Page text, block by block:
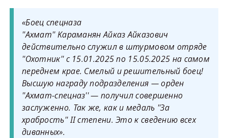
«Боец спецназа
''Ахмат'' Караманян Айказ Айказович
действительно служил в штурмовом отряде
''Охотник'' с 15.01.2025 по 15.05.2025 на самом
переднем крае. Смелый и решительный боец!
Высшую награду подразделения — орден
''Ахмат-спецназ'' — получил совершенно
заслуженно. Так же, как и медаль ''За
храбрость'' II степени. Это к сведению всех
диванных».